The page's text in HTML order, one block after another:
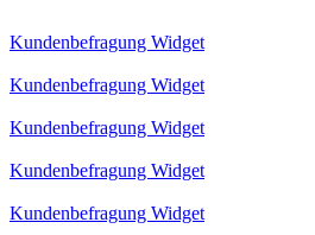
Kundenbefragung Widget
Kundenbefragung Widget
Kundenbefragung Widget
Kundenbefragung Widget
Kundenbefragung Widget